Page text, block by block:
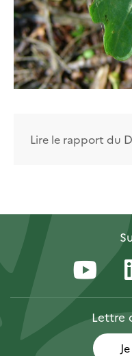
Lire le rapport du
Lettre